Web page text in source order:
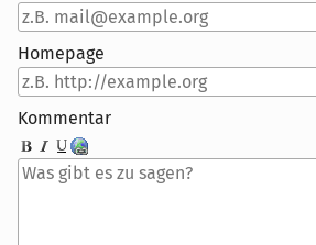
Homepage
Kommentar